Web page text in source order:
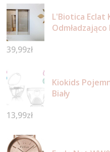
L'Biotica Eclat
39,99zł
Kiokids
Biały
13,99zł